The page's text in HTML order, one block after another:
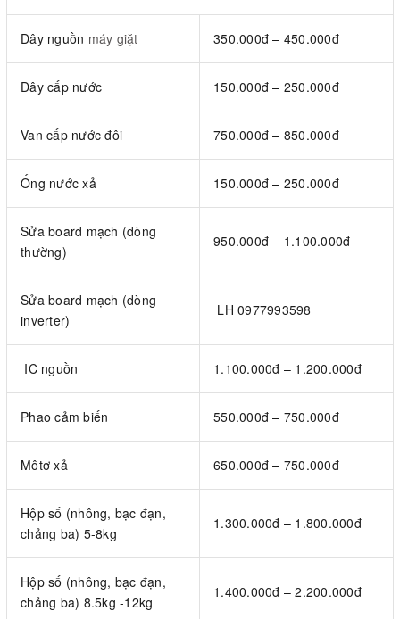
Dây nguồn máy giặt 350.000đ – 450.000đ
Dây cấp nước 150.000đ – 250.000đ
Van cấp nước đôi 750.000đ – 850.000đ
Ống nước xả 150.000đ – 250.000đ
Sửa board mạch (dòng
thường)
950.000đ – 1.100.000đ
Sửa board mạch (dòng
inverter)
LH 0977993598
IC nguồn 1.100.000đ – 1.200.000đ
Phao cảm biến 550.000đ – 750.000đ
Môtơ xả 650.000đ – 750.000đ
Hộp số (nhông, bạc đạn,
chảng ba) 5-8kg
1.300.000đ – 1.800.000đ
Hộp số (nhông, bạc đạn,
chảng ba) 8.5kg -12kg
1.400.000đ – 2.200.000đ